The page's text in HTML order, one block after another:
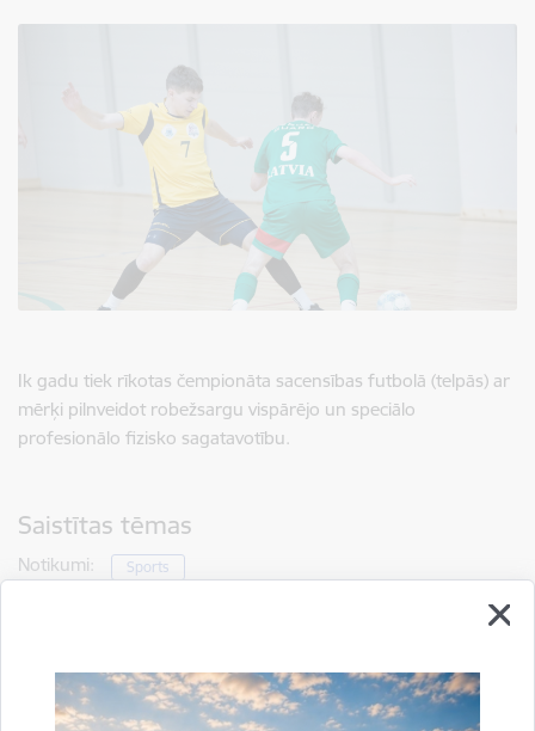
Ik gadu tiek rīkotas čempionāta sacensības futbolā (telpās) ar
mērķi pilnveidot robežsargu vispārējo un speciālo
profesionālo fizisko sagatavotību.
Saistītas tēmas
Notikumi: Sports
Drukāt lapu